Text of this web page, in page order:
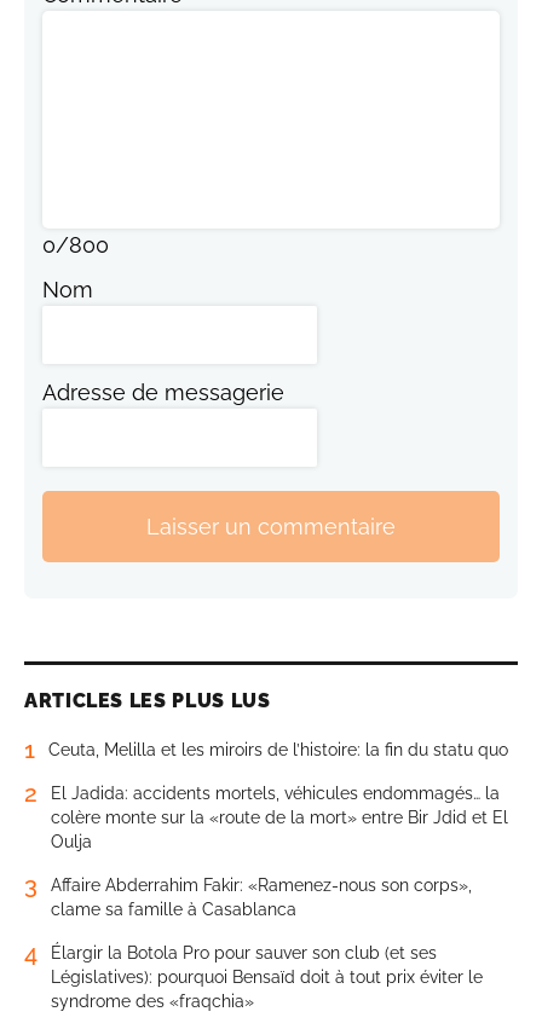
0/800
Nom
Adresse de messagerie
Laisser un commentaire
ARTICLES LES PLUS LUS
1 Ceuta, Melilla et les miroirs de l’histoire: la fin du statu quo
2
El Jadida: accidents mortels, véhicules endommagés… la
colère monte sur la «route de la mort» entre Bir Jdid et El
Oulja
3
Affaire Abderrahim Fakir: «Ramenez-nous son corps»,
clame sa famille à Casablanca
4
Élargir la Botola Pro pour sauver son club (et ses
Législatives): pourquoi Bensaïd doit à tout prix éviter le
syndrome des «fraqchia»